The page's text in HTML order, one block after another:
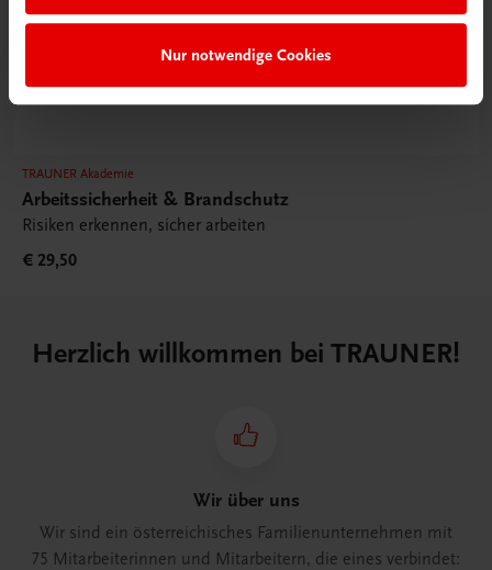
Nur notwendige Cookies
TRAUNER Akademie
Arbeitssicherheit & Brandschutz
Risiken erkennen, sicher arbeiten
€ 29,50
Herzlich willkommen bei TRAUNER!
Wir über uns
Wir sind ein österreichisches Familienunternehmen mit
75 Mitarbeiterinnen und Mitarbeitern, die eines verbindet: